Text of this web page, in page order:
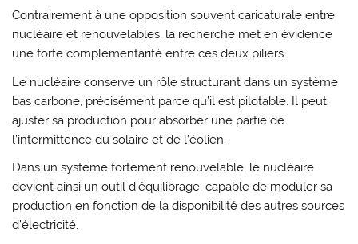
Contrairement à une opposition souvent caricaturale entre
nucléaire et renouvelables, la recherche met en évidence
une forte complémentarité entre ces deux piliers.
Le nucléaire conserve un rôle structurant dans un système
bas carbone, précisément parce qu’il est pilotable. Il peut
ajuster sa production pour absorber une partie de
l’intermittence du solaire et de l’éolien.
Dans un système fortement renouvelable, le nucléaire
devient ainsi un outil d’équilibrage, capable de moduler sa
production en fonction de la disponibilité des autres sources
d’électricité.